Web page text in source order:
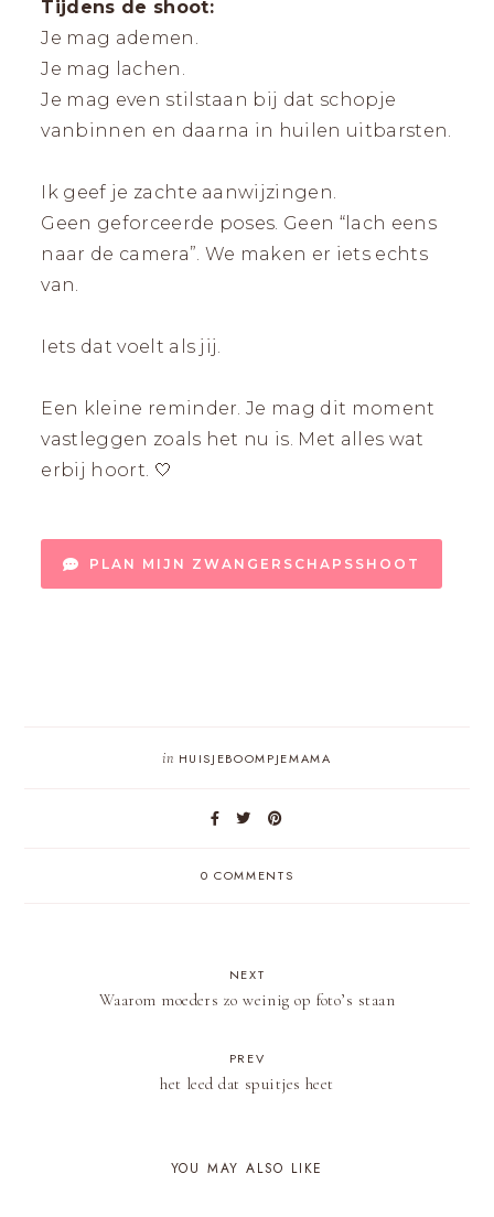
Tijdens de shoot:
Je mag ademen.
Je mag lachen.
Je mag even stilstaan bij dat schopje
vanbinnen en daarna in huilen uitbarsten.
Ik geef je zachte aanwijzingen.
Geen geforceerde poses. Geen “lach eens
naar de camera”. We maken er iets echts
van.
Iets dat voelt als jij.
Een kleine reminder. Je mag dit moment
vastleggen zoals het nu is. Met alles wat
erbij hoort. 🤍
PLAN MIJN ZWANGERSCHAPSSHOOT
in HUISJEBOOMPJEMAMA
0 COMMENTS
NEXT
Waarom moeders zo weinig op foto’s staan
PREV
het leed dat spuitjes heet
YOU MAY ALSO LIKE